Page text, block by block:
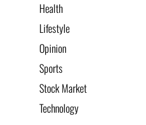
Health
Lifestyle
Opinion
Sports
Stock Market
Technology